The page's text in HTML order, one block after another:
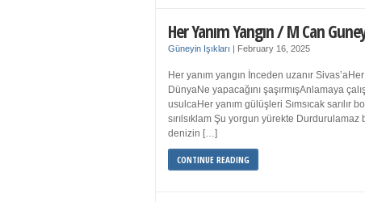
Her Yanım Yangın / M Can
Güneyin Işıkları February 16, 2025
Her yanım yangın İnceden uzanır
DünyaNe yapacağını şaşırmışAnlamaya
usulcaHer yanım gülüşleri Sımsıcak
sırılsıklam Şu yorgun yürekte
denizin […]
CONTINUE READING